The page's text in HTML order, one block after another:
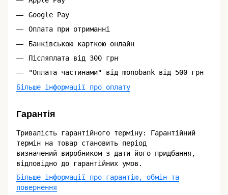
Google Pay
Оплата при отриманні
Банківською карткою онлайн
Післяплата від 300 грн
"Оплата частинами" від monobank від 500 грн
Більше інформації про оплату
Гарантія
Тривалість гарантійного терміну: Гарантійний
термін на товар становить період
визначений виробником з дати його придбання,
відповідно до гарантійних умов.
Більше інформації про гарантію, обмін та
повернення